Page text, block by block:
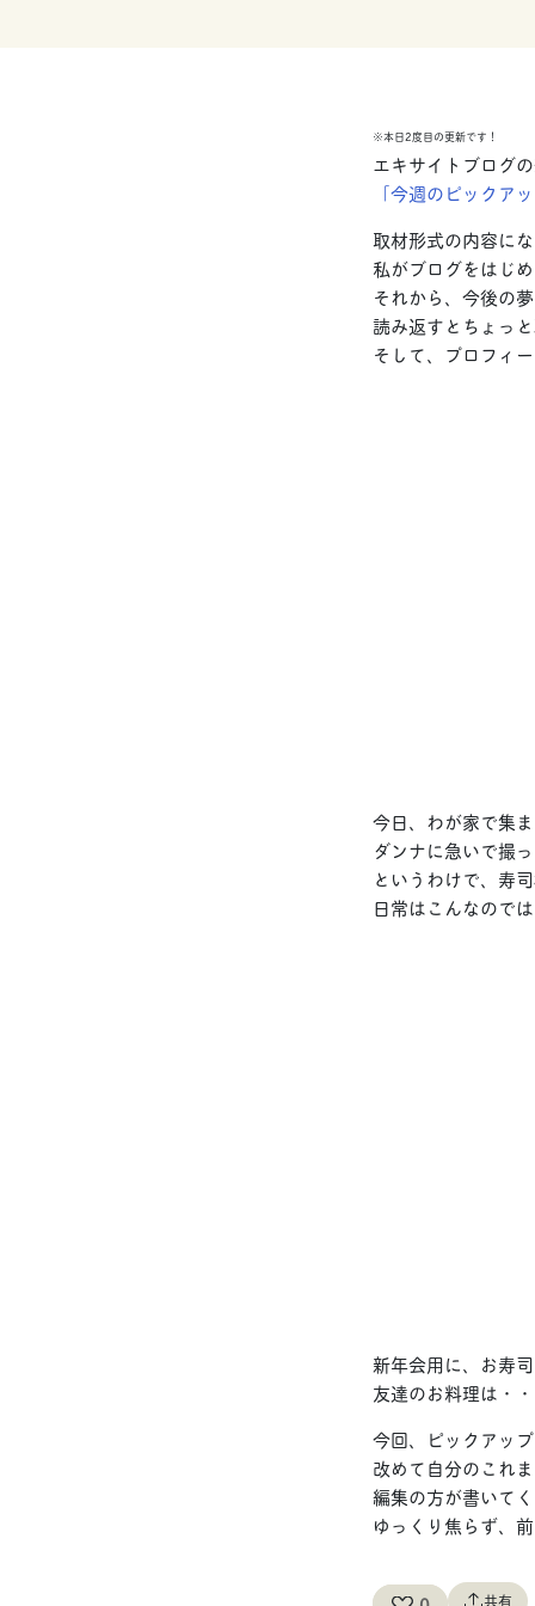
※本日2度目の更新です！
エキサイトブログ
「今週のピックア
取材形式の内容に
私がブログをはじ
それから、今後の
読み返すとちょっ
そして、プロフィ
今日、わが家で集
ダンナに急いで撮
というわけで、寿
日常はこんなので
新年会用に、お寿
友達のお料理は・
今回、ピックアッ
改めて自分のこれ
編集の方が書いて
ゆっくり焦らず、
共有